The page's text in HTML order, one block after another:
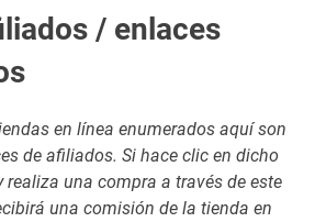
/ enlaces
en línea enumerados aquí son
de afiliados. Si hace clic en dicho
realiza una compra a través de este
una comisión de la tienda en